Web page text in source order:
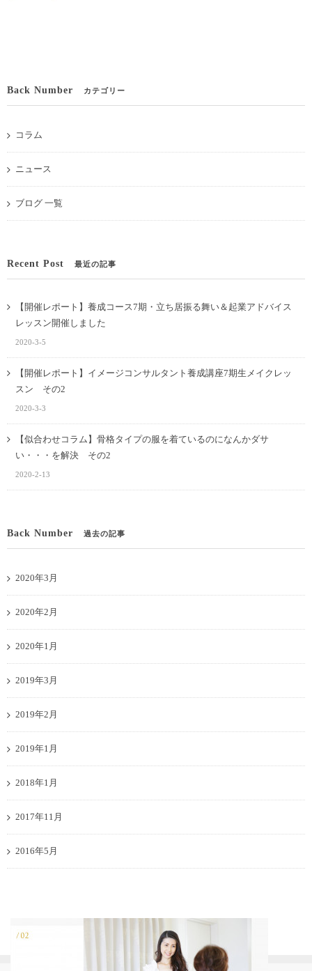
Back Number カテゴリー
コラム
ニュース
ブログ 一覧
Recent Post 最近の記事
【開催レポート】養成コース7期・立ち居振る舞い＆起業アドバイス
レッスン開催しました
2020-3-5
【開催レポート】イメージコンサルタント養成講座7期生メイクレッ
スン その2
2020-3-3
【似合わせコラム】骨格タイプの服を着ているのになんかダサ
い・・・を解決 その2
2020-2-13
Back Number 過去の記事
2020年3月
2020年2月
2020年1月
2019年3月
2019年2月
2019年1月
2018年1月
2017年11月
2016年5月